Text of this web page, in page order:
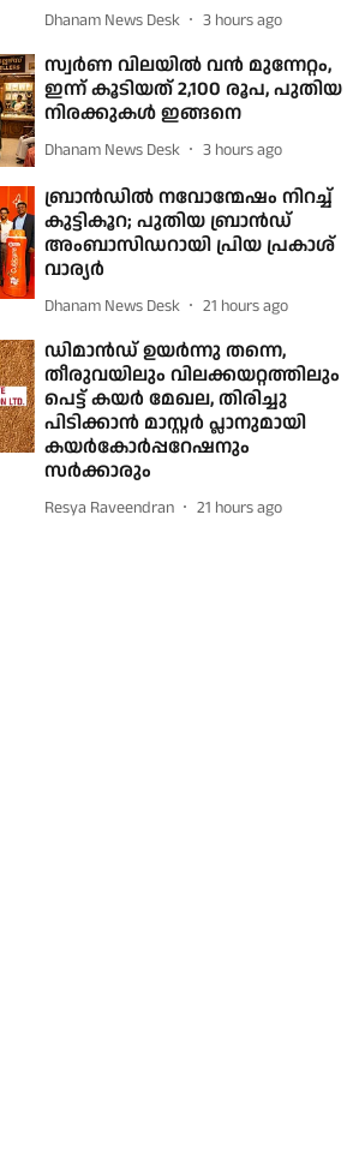
Dhanam News Desk 3 hours ago
സ്വർണ വിലയിൽ വന്‍ മുന്നേറ്റം,
ഇന്ന് കൂടിയത് 2,100 രൂപ, പുതിയ
നിരക്കുകള്‍ ഇങ്ങനെ
Dhanam News Desk 3 hours ago
ബ്രാൻഡിൽ നവോന്മേഷം നിറച്ച്
കുട്ടികൂറ; പുതിയ ബ്രാൻഡ്
അംബാസിഡറായി പ്രിയ പ്രകാശ്
വാര്യർ
Dhanam News Desk 21 hours ago
ഡിമാന്‍ഡ് ഉയര്‍ന്നു തന്നെ,
തീരുവയിലും വിലക്കയറ്റത്തിലും
പെട്ട് കയര്‍ മേഖല, തിരിച്ചു
പിടിക്കാന്‍ മാസ്റ്റര്‍ പ്ലാനുമായി
കയര്‍കോര്‍പ്പറേഷനും
സര്‍ക്കാരും
Resya Raveendran 21 hours ago